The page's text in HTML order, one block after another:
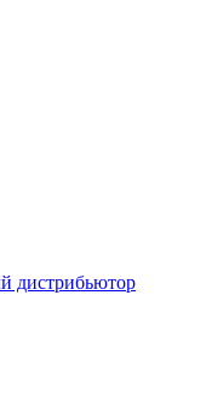
дистрибьютор